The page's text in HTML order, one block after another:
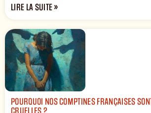
LIRE LA SUITE »
POURQUOI NOS COMPTINES FRANÇAISES